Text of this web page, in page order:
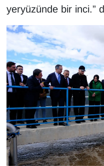
yeryüzünde bir inci.”